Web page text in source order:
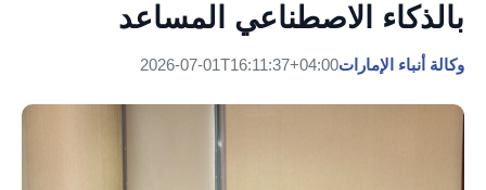
بالذكاء الاصطناعي المساعد
وكالة أنباء الإمارات2026-07-01T16:11:37+04:00